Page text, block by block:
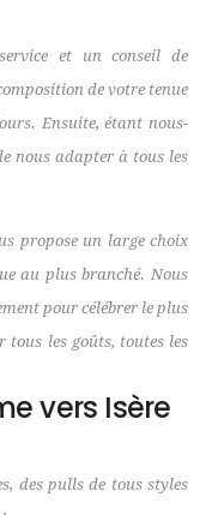
et un conseil de
de votre tenue
Ensuite, étant nous-
nous adapter à tous les
propose un large choix
au plus branché. Nous
pour célébrer le plus
les goûts, toutes les
vers Isère
des pulls de tous styles